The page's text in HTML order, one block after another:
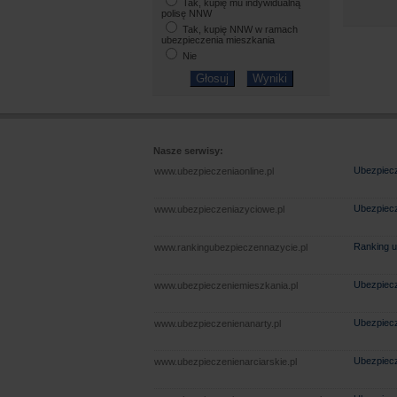
Tak, kupię mu indywidualną
polisę NNW
Tak, kupię NNW w ramach
ubezpieczenia mieszkania
Nie
Nasze serwisy:
www.ubezpieczeniaonline.pl
www.ubezpieczeniazyciowe.pl
www.rankingubezpieczennazycie.pl Ranking
www.ubezpieczeniemieszkania.pl
www.ubezpieczenienanarty.pl
www.ubezpieczenienarciarskie.pl